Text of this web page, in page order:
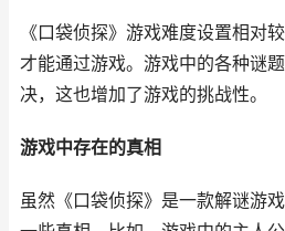
《口袋侦探》游戏难度设置相对
才能通过游戏。游戏中的各种谜
决，这也增加了游戏的挑战性。
游戏中存在的真相
虽然《口袋侦探》是一款解谜游